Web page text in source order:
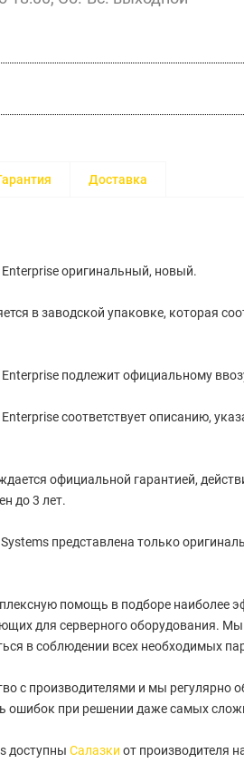
Доставка
оригинальный, новый.
в заводской упаковке, которая
подлежит официальному
cоответствует описанию,
официальной гарантией,
до 3 лет.
представлена только
помощь в подборе наиболее
для серверного оборудования.
в соблюдении всех необходимых
с производителями и мы регулярно
ошибок при решении даже самых
доступны Салазки от производителя